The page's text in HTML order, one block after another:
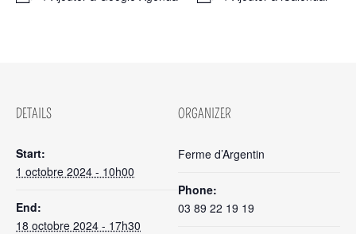
DETAILS
Start:
1 octobre 2024 - 10h00
End:
18 octobre 2024 - 17h30
ORGANIZER
Ferme d’Argentin
Phone:
03 89 22 19 19